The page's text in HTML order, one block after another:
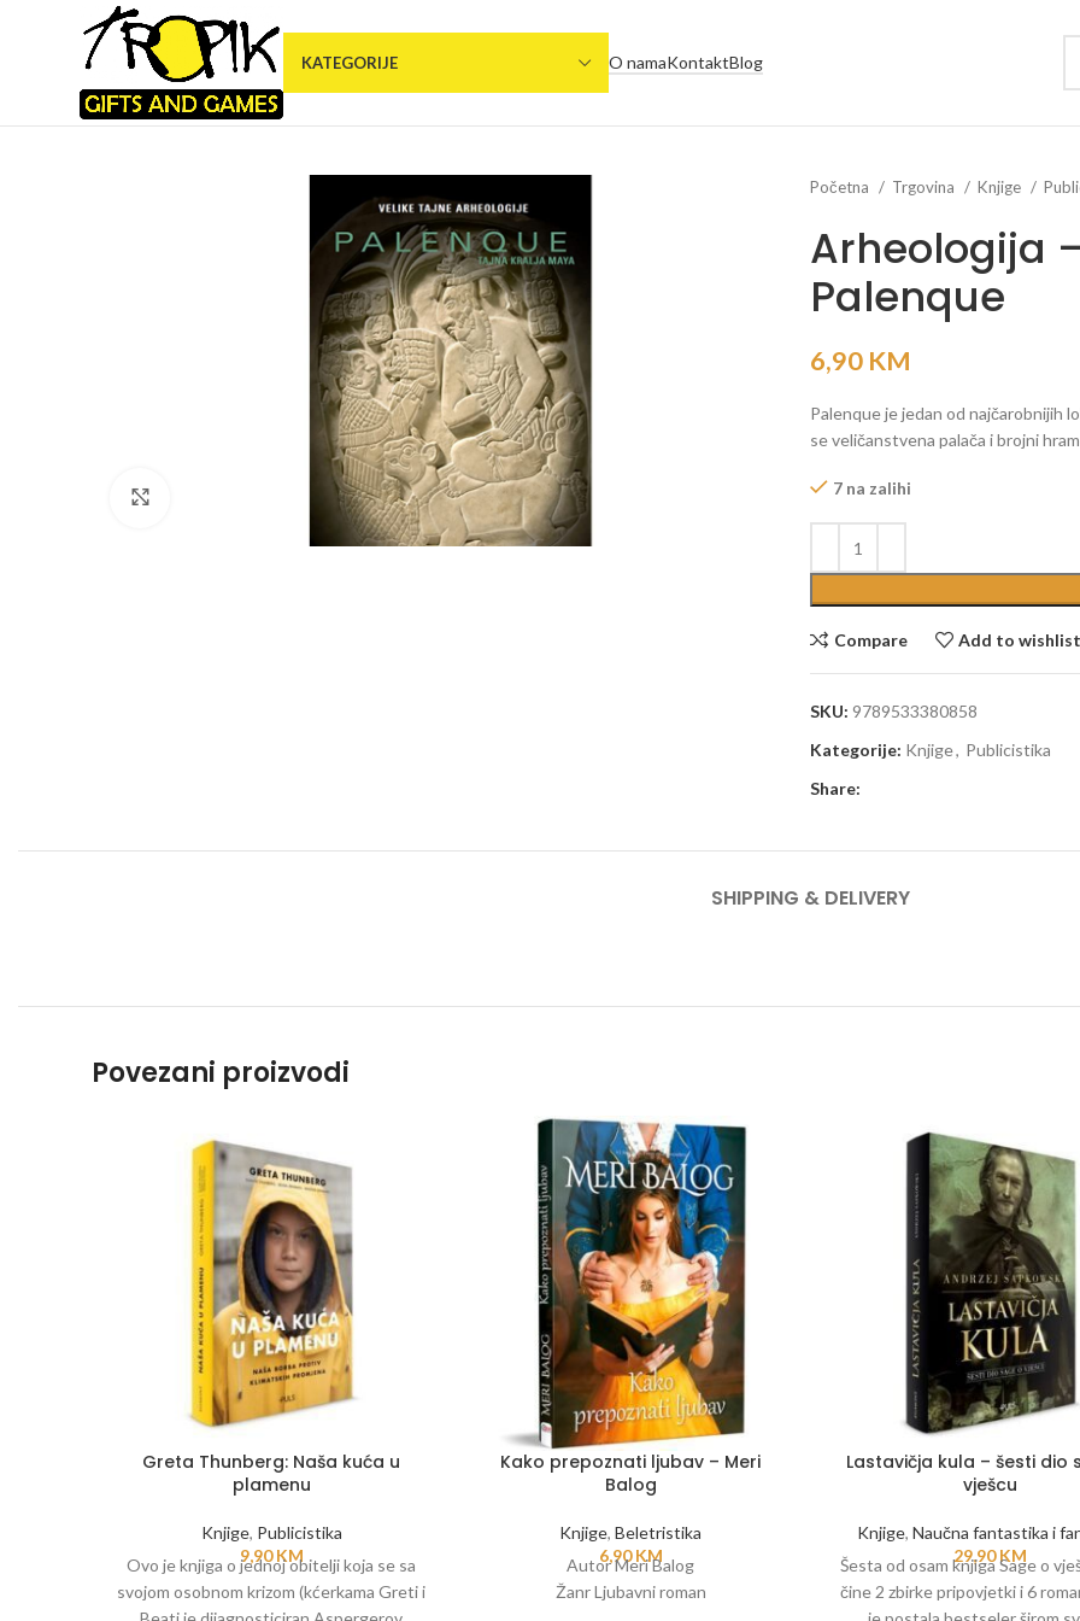
KATEGORIJE O namaKontaktBlog
Početna Trgovina Knjige
Arheologija
Palenque
6,90 KM
Palenque je jedan od najčarobnijih
se veličanstvena palača i brojni
7 na zalihi
Compare Add to wishlist
SKU: 9789533380858
Kategorije: Knjige, Publicistika
Share:
SHIPPING & DELIVERY
Povezani proizvodi
Greta Thunberg: Naša kuća u
plamenu
Knjige, Publicistika
9,90KM
Ovo je knjiga o jednoj obitelji koja se sa
svojom osobnom krizom (kćerkama Greti i
Kako prepoznati ljubav – Meri
Balog
Knjige, Beletristika
6,90KM
Autor Meri Balog
Žanr Ljubavni roman
Lastavičja kula – šesti dio
vješcu
Knjige, Naučna fantastika i
29,90KM
Šesta od osam knjiga Sage o
čine 2 zbirke pripovjetki i 6